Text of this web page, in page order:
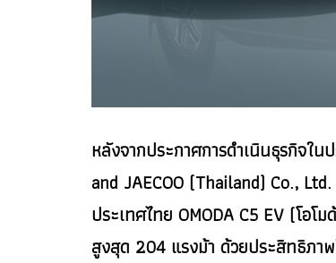
หลังจากประกาศการดำเนินธุรกิจใ
and JAECOO (Thailand) Co.,
ประเทศไทย OMODA C5 EV (โอ
สูงสุด 204 แรงม้า ด้วยประสิทธิภา